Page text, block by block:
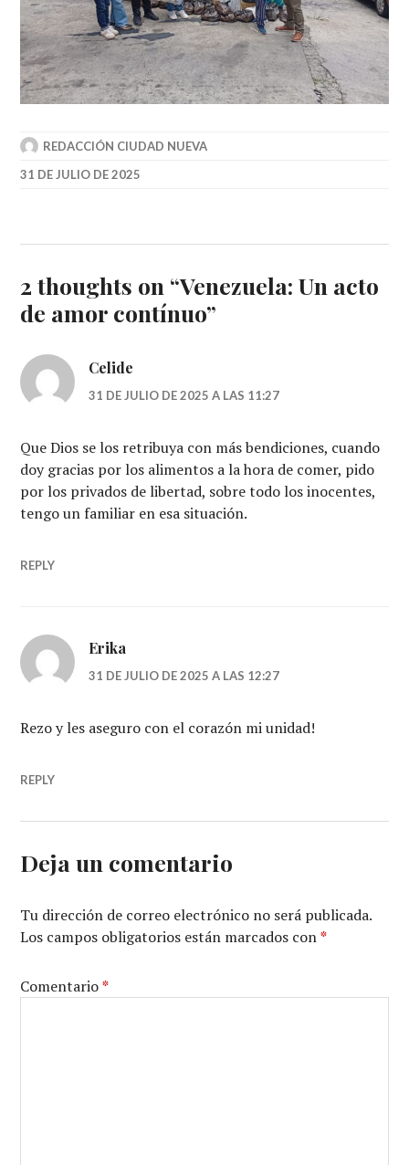
REDACCIÓN CIUDAD NUEVA
31 DE JULIO DE 2025
2 thoughts on “Venezuela: Un acto
de amor contínuo”
Celide
31 DE JULIO DE 2025 A LAS 11:27
Que Dios se los retribuya con más bendiciones, cuando
doy gracias por los alimentos a la hora de comer, pido
por los privados de libertad, sobre todo los inocentes,
tengo un familiar en esa situación.
REPLY
Erika
31 DE JULIO DE 2025 A LAS 12:27
Rezo y les aseguro con el corazón mi unidad!
REPLY
Deja un comentario
Tu dirección de correo electrónico no será publicada.
Los campos obligatorios están marcados con*
Comentario*